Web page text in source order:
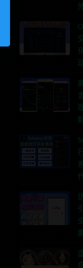
系